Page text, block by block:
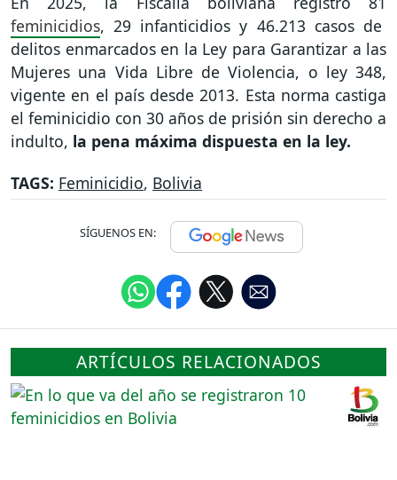
feminicidios, 29 infanticidios y 46.213 casos de
delitos enmarcados en la Ley para Garantizar a las
Mujeres una Vida Libre de Violencia, o ley 348,
vigente en el país desde 2013. Esta norma castiga
el feminicidio con 30 años de prisión sin derecho a
indulto, la pena máxima dispuesta en la ley.
TAGS: Feminicidio, Bolivia
SÍGUENOS EN:
ARTÍCULOS RELACIONADOS